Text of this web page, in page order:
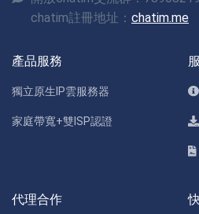
chatim註冊地址： chatim.me
產品服務
獨立原生IP雲服務器
家庭帶寬+雙ISP認證
代理合作